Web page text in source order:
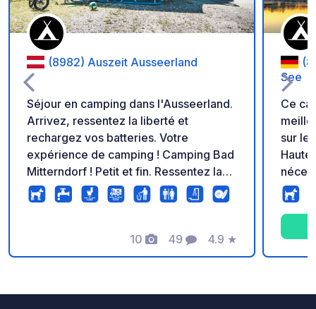
(8982) Auszeit Ausseerland
Séjour en camping dans l'Ausseerland.
Arrivez, ressentez la liberté et
rechargez vos batteries. Votre
expérience de camping ! Camping Bad
Mitterndorf ! Petit et fin. Ressentez la
puissance de cette installation sportive
historique en quelques minutes
votre tente sur l'un des plus grands
tremplins de saut à ski du monde. Le
10
Photos
49
Commentaires
4.9
Note
★
See
Ce
sur
école
cars :